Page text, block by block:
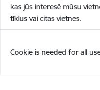
kas jūs interesē mūsu
tīklus vai citas vietnes.
Cookie is needed for all